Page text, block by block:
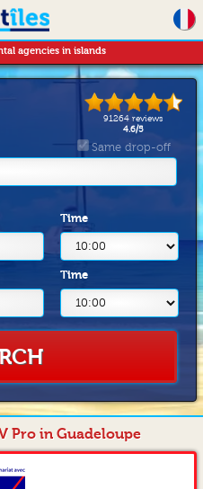
agencies in islands
91264 reviews
4.6/5
Same drop-off
Time
Time
Pro in Guadeloupe